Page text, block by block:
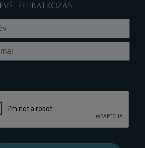
FELIRATKOZÁS